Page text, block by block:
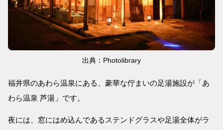
出典：Photolibrary
福井県のあわら温泉にある、豪華な佇まいの足湯施設が「あ
わら温泉 芦湯」です。
夜には、窓にはめ込んであるステンドグラスや足湯全体がラ